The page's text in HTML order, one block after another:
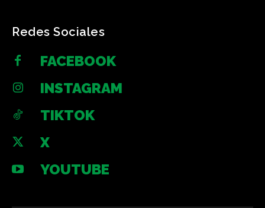
Redes Sociales
FACEBOOK
INSTAGRAM
TIKTOK
X
YOUTUBE